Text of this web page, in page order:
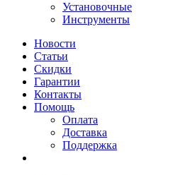
Установочные
Инструменты
Новости
Статьи
Скидки
Гарантии
Контакты
Помощь
Оплата
Доставка
Поддержка